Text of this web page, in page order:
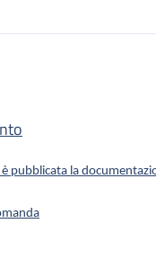
n. 1 c/o
è pubblicata la